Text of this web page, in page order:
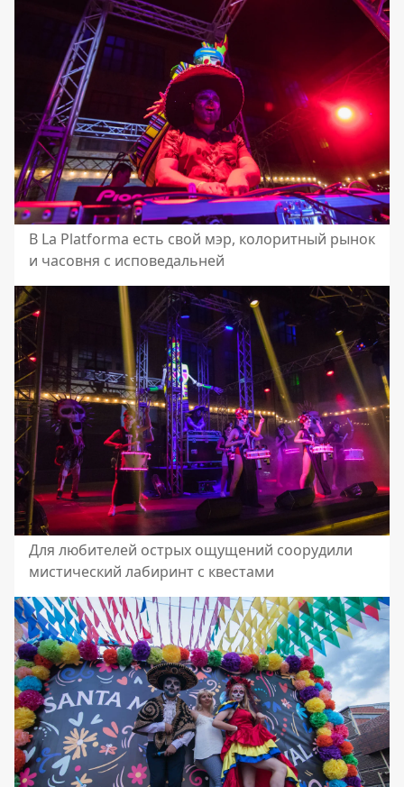
В La Platforma есть свой мэр, колоритный рынок
и часовня с исповедальней
Для любителей острых ощущений соорудили
мистический лабиринт с квестами